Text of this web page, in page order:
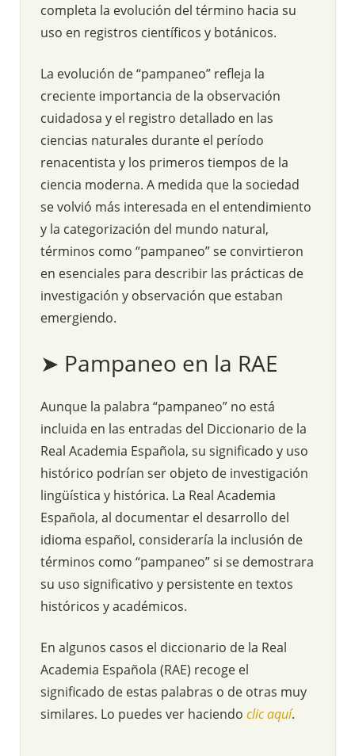
completa la evolución del término hacia su
uso en registros científicos y botánicos.
La evolución de “pampaneo” refleja la
creciente importancia de la observación
cuidadosa y el registro detallado en las
ciencias naturales durante el período
renacentista y los primeros tiempos de la
ciencia moderna. A medida que la sociedad
se volvió más interesada en el entendimiento
y la categorización del mundo natural,
términos como “pampaneo” se convirtieron
en esenciales para describir las prácticas de
investigación y observación que estaban
emergiendo.
➤ Pampaneo en la RAE
Aunque la palabra “pampaneo” no está
incluida en las entradas del Diccionario de la
Real Academia Española, su significado y uso
histórico podrían ser objeto de investigación
lingüística y histórica. La Real Academia
Española, al documentar el desarrollo del
idioma español, consideraría la inclusión de
términos como “pampaneo” si se demostrara
su uso significativo y persistente en textos
históricos y académicos.
En algunos casos el diccionario de la Real
Academia Española (RAE) recoge el
significado de estas palabras o de otras muy
similares. Lo puedes ver haciendo clic aquí.